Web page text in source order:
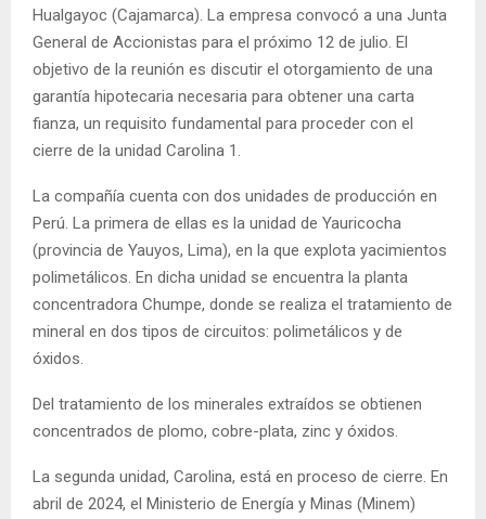
Hualgayoc (Cajamarca). La empresa convocó a una Junta
General de Accionistas para el próximo 12 de julio. El
objetivo de la reunión es discutir el otorgamiento de una
garantía hipotecaria necesaria para obtener una carta
fianza, un requisito fundamental para proceder con el
cierre de la unidad Carolina 1.
La compañía cuenta con dos unidades de producción en
Perú. La primera de ellas es la unidad de Yauricocha
(provincia de Yauyos, Lima), en la que explota yacimientos
polimetálicos. En dicha unidad se encuentra la planta
concentradora Chumpe, donde se realiza el tratamiento de
mineral en dos tipos de circuitos: polimetálicos y de
óxidos.
Del tratamiento de los minerales extraídos se obtienen
concentrados de plomo, cobre-plata, zinc y óxidos.
La segunda unidad, Carolina, está en proceso de cierre. En
abril de 2024, el Ministerio de Energía y Minas (Minem)